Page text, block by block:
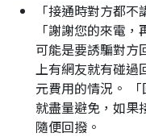
「接通時對方都
「謝謝您的來電
可能是要誘騙對方
上有網友就有碰過
元費用的情況。
就盡量避免，如果
隨便回撥。